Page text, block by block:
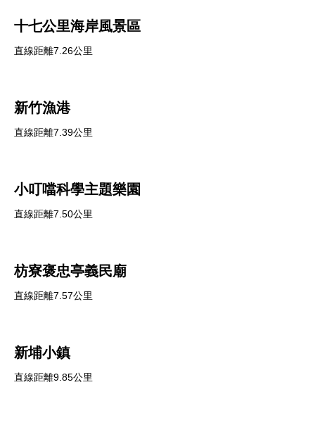
十七公里海岸風景區
直線距離7.26公里
新竹漁港
直線距離7.39公里
小叮噹科學主題樂園
直線距離7.50公里
枋寮褒忠亭義民廟
直線距離7.57公里
新埔小鎮
直線距離9.85公里